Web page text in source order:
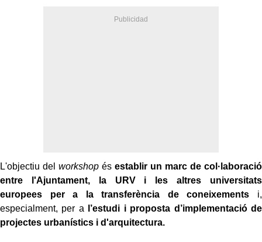
L'objectiu del workshopés establir un marc de col·laboració
entre l'Ajuntament, la URV i les altres universitats
europees per a la transferència de coneixements i,
especialment, per a l’estudi i proposta d’implementació de
projectes urbanístics i d'arquitectura.